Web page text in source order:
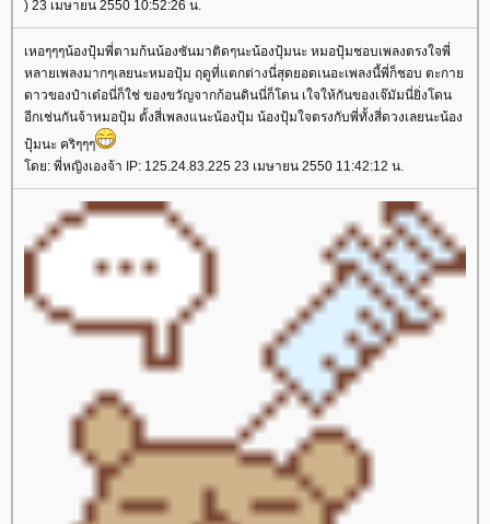
) 23 เมษายน 2550 10:52:26 น.
เหอๆๆๆน้องปุ้มพี่ตามก้นน้องซันมาติดๆนะน้องปุ้มนะ หมอปุ้มชอบเพลงตรงใจพี่
หลายเพลงมากๆเลยนะหมอปุ้ม ฤดูที่แตกต่างนี่สุดยอดเนอะเพลงนี้พี่ก็ชอบ ตะกา
ดาวของป๋าเต๋อนี่ก็ใช่ ของขวัญจากก้อนดินนี่ก็โดน เใจให้กันของเจ๊มัมนี่ยิ่งโดน
อีกเช่นกันจ้าหมอปุ้ม ตั้งสี่เพลงแนะน้องปุ้ม น้องปุ้มใจตรงกับพี่ทั้งสี่ดวงเลยนะน้อง
ปุ้มนะ คริๆๆๆ
ดย: พี่หญิงเองจ้า IP: 125.24.83.225 23 เมษายน 2550 11:42:12 น.